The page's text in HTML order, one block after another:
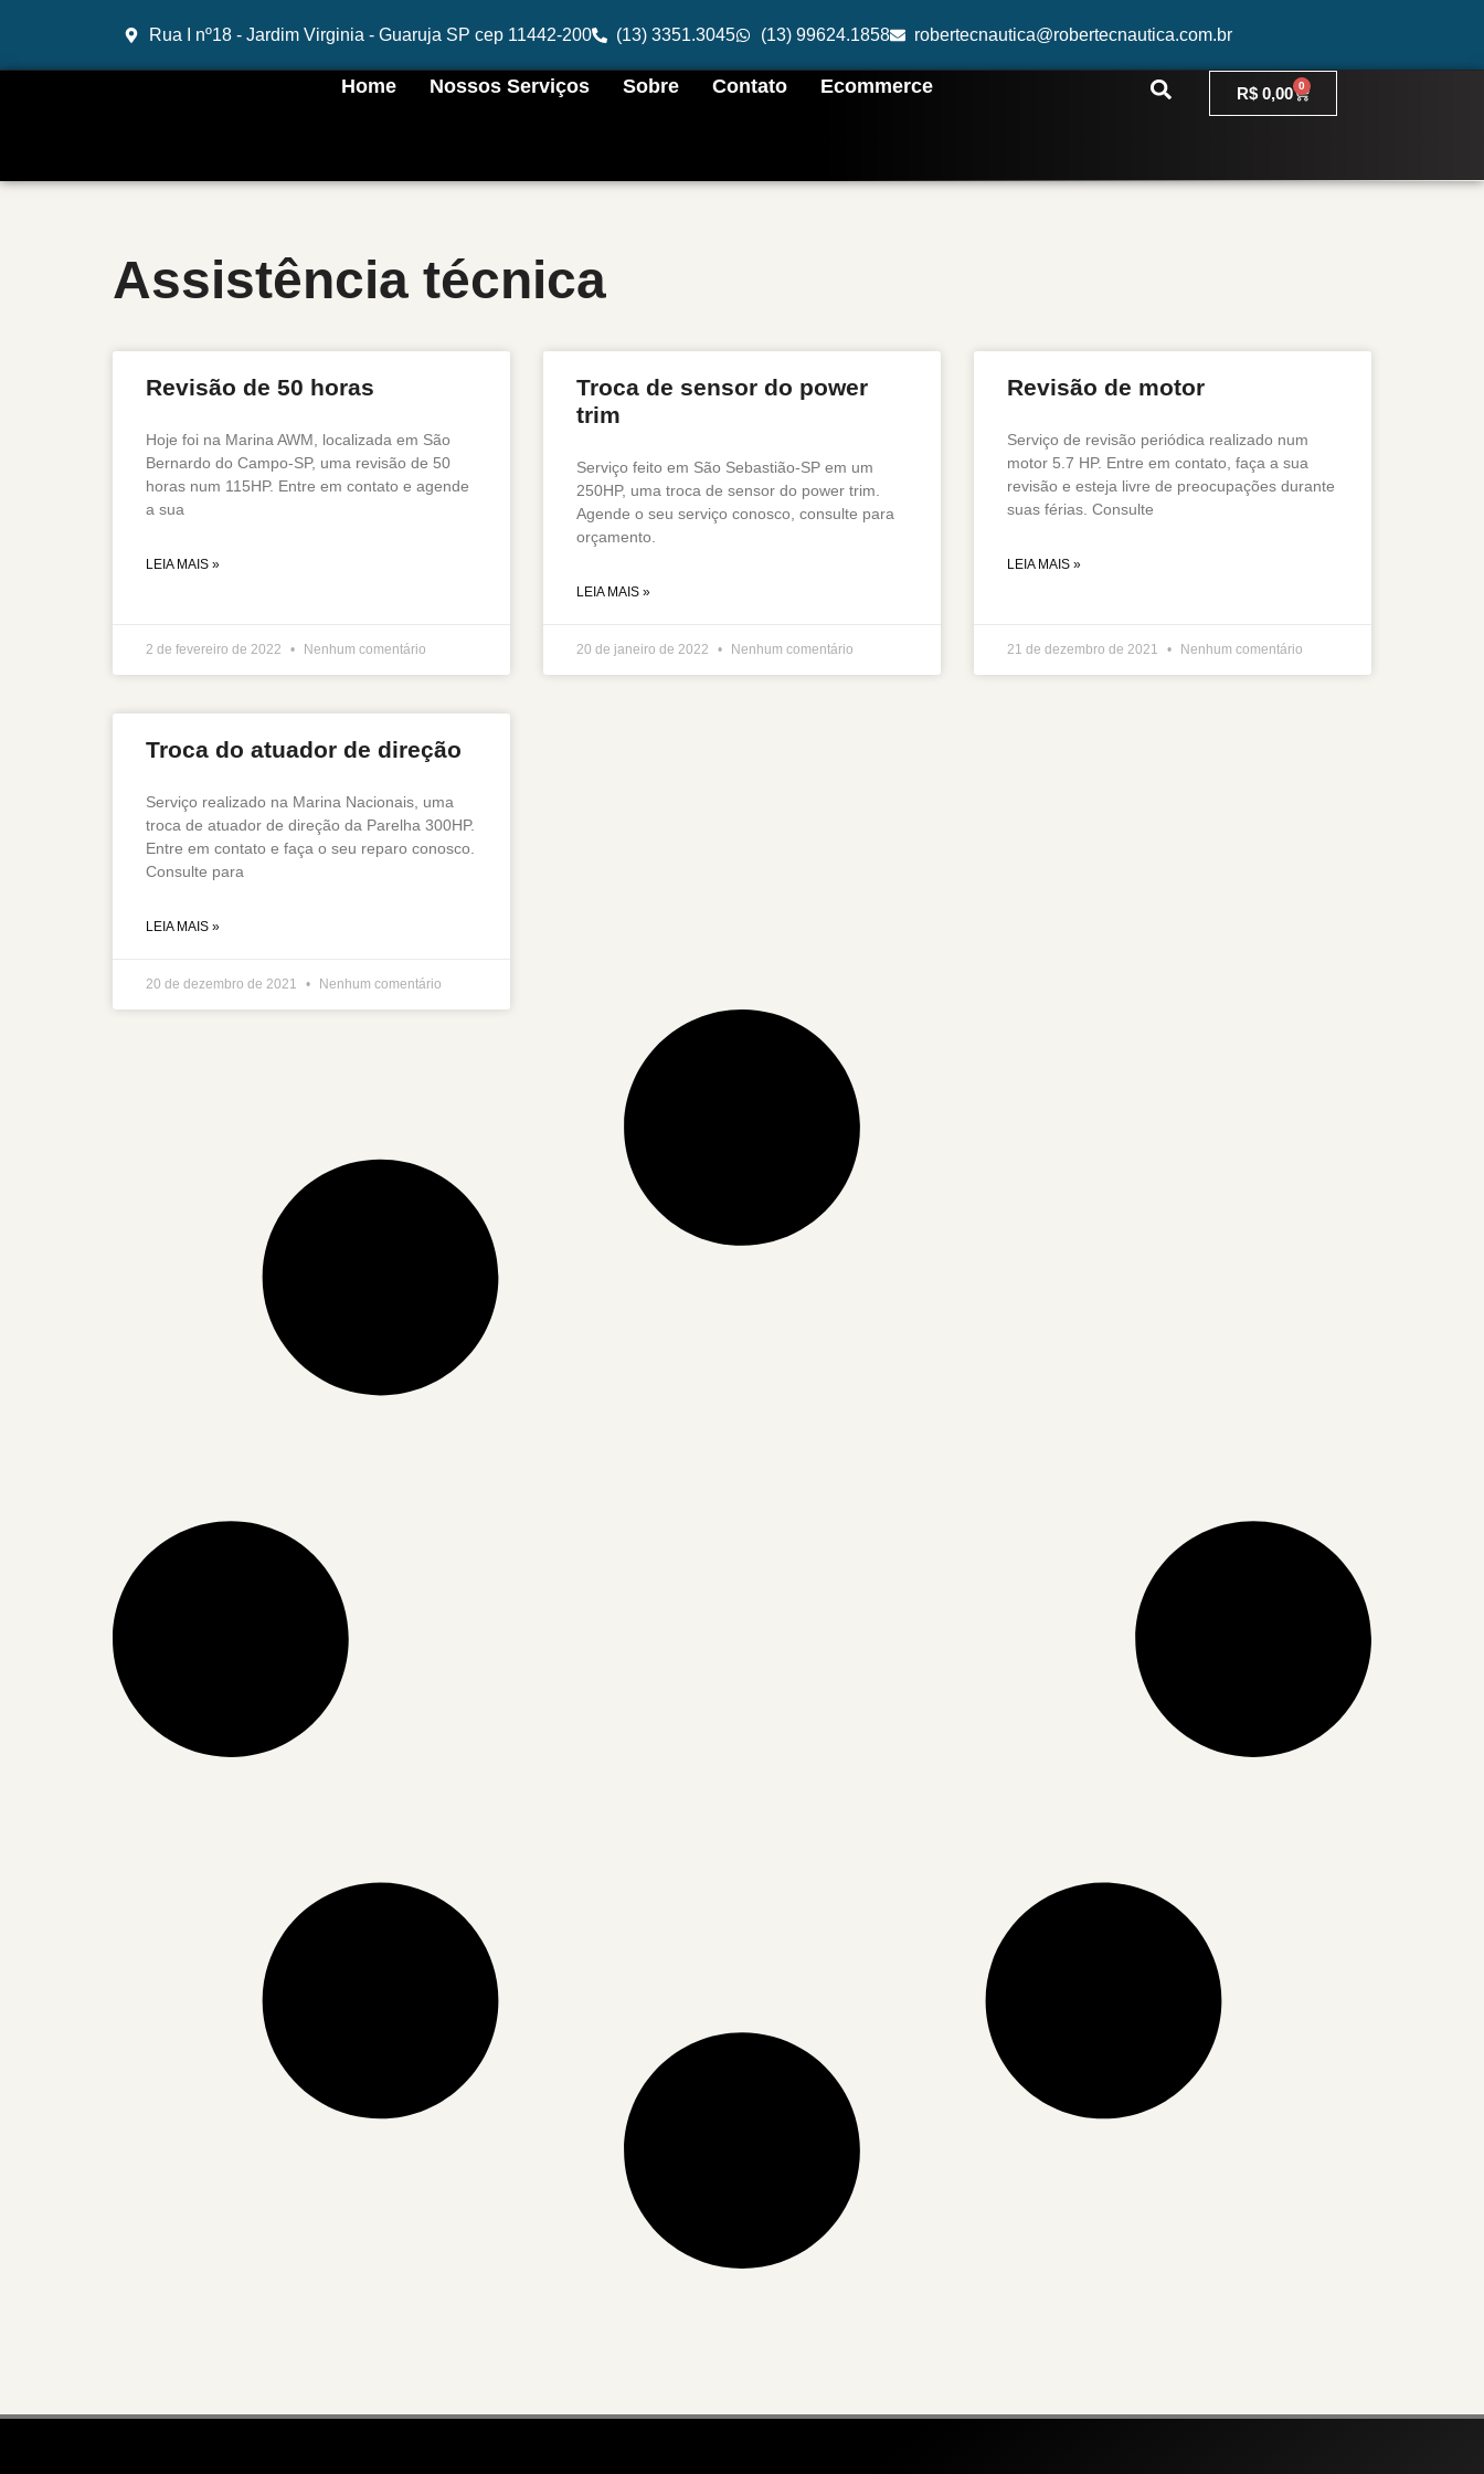
Rua I nº18 - Jardim Virginia - Guaruja SP cep 11442-200 (13) 3351.3045 (13) 99624.1858 robertecnautica@robertecnautica.com.br
Home Nossos Serviços Sobre Contato Ecommerce R$ 0,00 0
Assistência técnica
Revisão de 50 horas
Hoje foi na Marina AWM, localizada em São
Bernardo do Campo-SP, uma revisão de 50
horas num 115HP. Entre em contato e agende
a sua
LEIA MAIS »
2 de fevereiro de 2022 Nenhum comentário
Troca de sensor do power
trim
Serviço feito em São Sebastião-SP em um
250HP, uma troca de sensor do power trim.
Agende o seu serviço conosco, consulte para
orçamento.
LEIA MAIS »
20 de janeiro de 2022 Nenhum comentário
Revisão de motor
Serviço de revisão periódica realizado num
motor 5.7 HP. Entre em contato, faça a sua
revisão e esteja livre de preocupações durante
suas férias. Consulte
LEIA MAIS »
21 de dezembro de 2021 Nenhum comentário
Troca do atuador de direção
Serviço realizado na Marina Nacionais, uma
troca de atuador de direção da Parelha 300HP.
Entre em contato e faça o seu reparo conosco.
Consulte para
LEIA MAIS »
20 de dezembro de 2021 Nenhum comentário